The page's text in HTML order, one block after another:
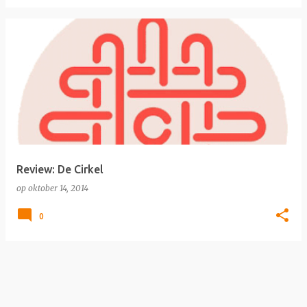
Review: De Cirkel
op oktober 14, 2014
0